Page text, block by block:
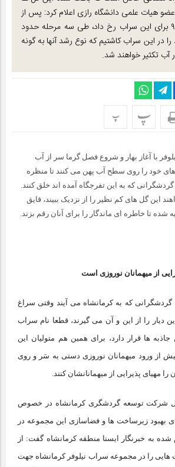
هیات علمی دانشگاه رازی اعلام کرد: پس از
خشکسالی که سال ۹۳ برای این سراب رخ داد، طی سه مرحله حدود
را در این سراب کاشتیم که نوع رشد آنها به گونه
آب تکثیر خواهند شد.
پ پ
با آغاز بهار و شروع فصل گرما سر از آب
خود را روی سطح آب پهن می کنند تا منظره
گردشگرانی که به این تفرجگاه آمده اند خلق کنند.
این گل های کم نظیر را از نزدیک ببیند، قایق
شده تا خاطره ای ماندگار را برای آنان رقم بزند.
از میهمانان نوروزی است
گردشگرانی که به کرمانشاه می آیند وقتی سراغ
دیار را از این و آن می گیرند، قطعا نام سراب
ها قرار دارد، برای همین هم متولیان این
از ورود میهمانان نوروزی دستی به سَر و روی
مهیای پذیرایی از میهمانانشان کنند.
شرکت توسعه گردشگری کرمانشاه در خصوص
بهبود زیرساخت ها و فضاسازی این مجموعه در
شده به خبرنگار ایسنا منطقه کرمانشاه گفت: از
را در مجموعه سراب نیلوفر کرمانشاه جهت